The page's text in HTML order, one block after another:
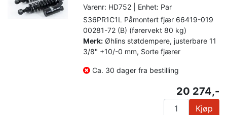
Varenr: HD752 | Enhet: Par
S36PR1C1L Påmontert fjær 66419-019
00281-72 (B) (førervekt 80 kg)
Merk: Øhlins støtdempere, justerbare 11
3/8" +10/-0 mm, Sorte fjærer
Ca. 30 dager fra bestilling
20 274,-
Kjøp